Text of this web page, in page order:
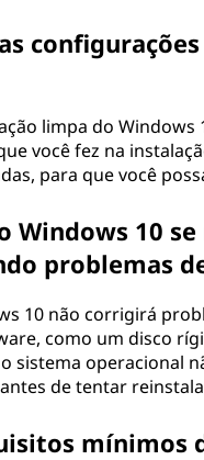
limpa do
você fez na
para que você
Windows 10
problemas
10 não corrigirá
como um disco
sistema operacional
de tentar
mínimos